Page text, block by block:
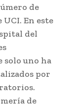
de
En este
del
solo uno ha
por
de